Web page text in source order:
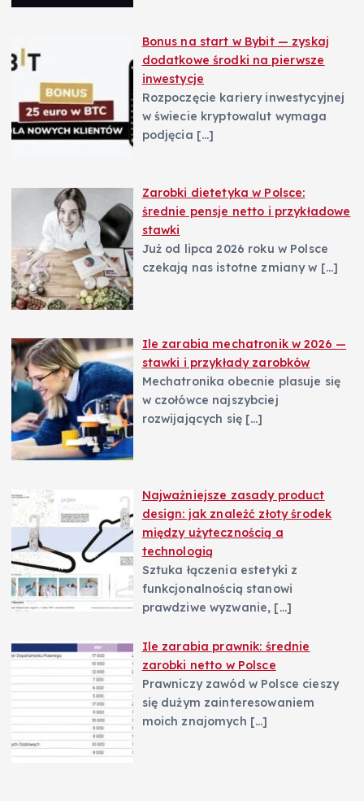
Bonus na start w Bybit — zyskaj
dodatkowe środki na pierwsze
inwestycje
Rozpoczęcie kariery inwestycyjnej
w świecie kryptowalut wymaga
podjęcia […]
Zarobki dietetyka w Polsce:
średnie pensje netto i przykładowe
stawki
Już od lipca 2026 roku w Polsce
czekają nas istotne zmiany w […]
Ile zarabia mechatronik w 2026 —
stawki i przykłady zarobków
Mechatronika obecnie plasuje się
w czołówce najszybciej
rozwijających się […]
Najważniejsze zasady product
design: jak znaleźć złoty środek
między użytecznością a
technologią
Sztuka łączenia estetyki z
funkcjonalnością stanowi
prawdziwe wyzwanie, […]
Ile zarabia prawnik: średnie
zarobki netto w Polsce
Prawniczy zawód w Polsce cieszy
się dużym zainteresowaniem
moich znajomych […]